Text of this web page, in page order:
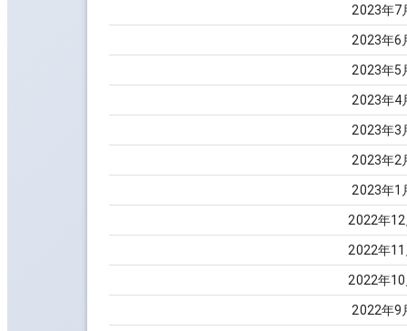
2023年7
2023年6
2023年5
2023年4
2023年3
2023年2
2023年1
2022年12
2022年11
2022年10
2022年9